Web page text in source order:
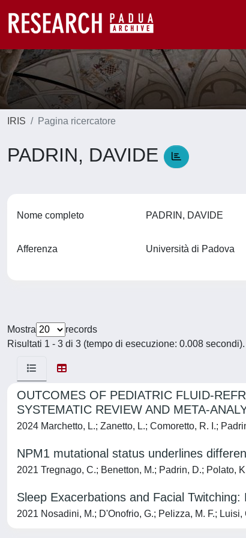
IRIS Pagina ricercatore
PADRIN, DAVIDE
Nome completo PADRIN, DAVIDE
Afferenza Università di Padova
Mostra
records
Risultati 1 - 3 di 3 (tempo di esecuzione: 0.008 secondi).
OUTCOMES OF PEDIATRIC FLUID-
SYSTEMATIC REVIEW AND META-
2024 Marchetto, L.; Zanetto, L.; Comoretto, R. I.;
NPM1 mutational status underlines
2021 Tregnago, C.; Benetton, M.; Padrin, D.; Polato,
Sleep Exacerbations and Facial
2021 Nosadini, M.; D'Onofrio, G.; Pelizza, M. F.;